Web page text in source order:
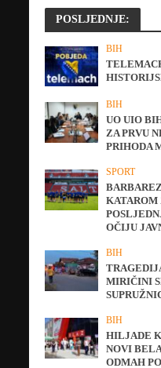
POSLJEDNJE:
BIH
BIH
UO UIO
ZA PRVU
PRIHODA
SPORT
KATAROM
OČIJU
BIH
MIRIČINI
BIH
HILJADE
NOVI
ODMAH